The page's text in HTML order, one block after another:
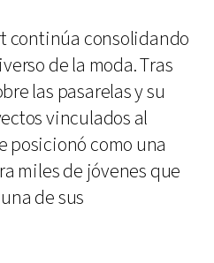
continúa consolidando
de la moda. Tras
las pasarelas y su
vinculados al
posicionó como una
miles de jóvenes que
de sus